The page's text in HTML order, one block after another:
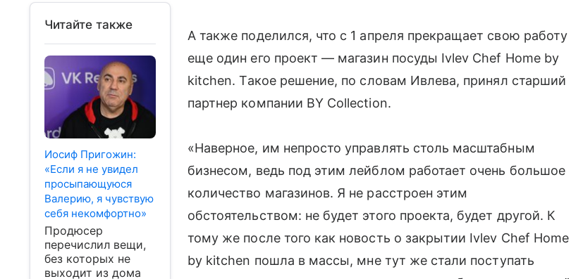
Читайте также
Иосиф Пригожин:
«Если я не увидел
просыпающуюся
Валерию, я чувствую
себя некомфортно»
Продюсер
перечислил вещи,
без которых не
выходит из дома
А также поделился, что с 1 апреля прекращает свою работу
еще один его проект — магазин посуды Ivlev Chef Home by
kitchen. Такое решение, по словам Ивлева, принял старший
партнер компании BY Collection.
«Наверное, им непросто управлять столь масштабным
бизнесом, ведь под этим лейблом работает очень большое
количество магазинов. Я не расстроен этим
обстоятельством: не будет этого проекта, будет другой. К
тому же после того как новость о закрытии Ivlev Chef Home
by kitchen пошла в массы, мне тут же стали поступать